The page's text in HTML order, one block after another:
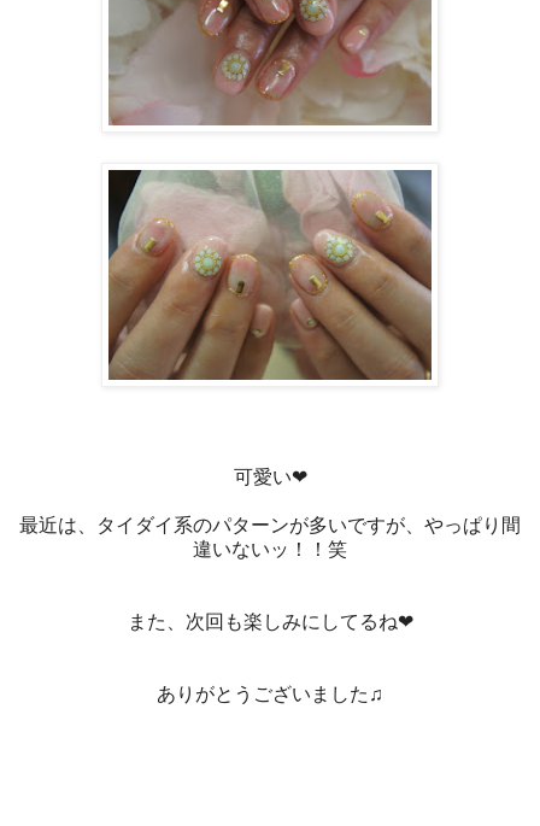
可愛い❤
最近は、タイダイ系のパターンが多いですが、やっぱり間
違いないッ！！笑
また、次回も楽しみにしてるね❤
ありがとうございました♫